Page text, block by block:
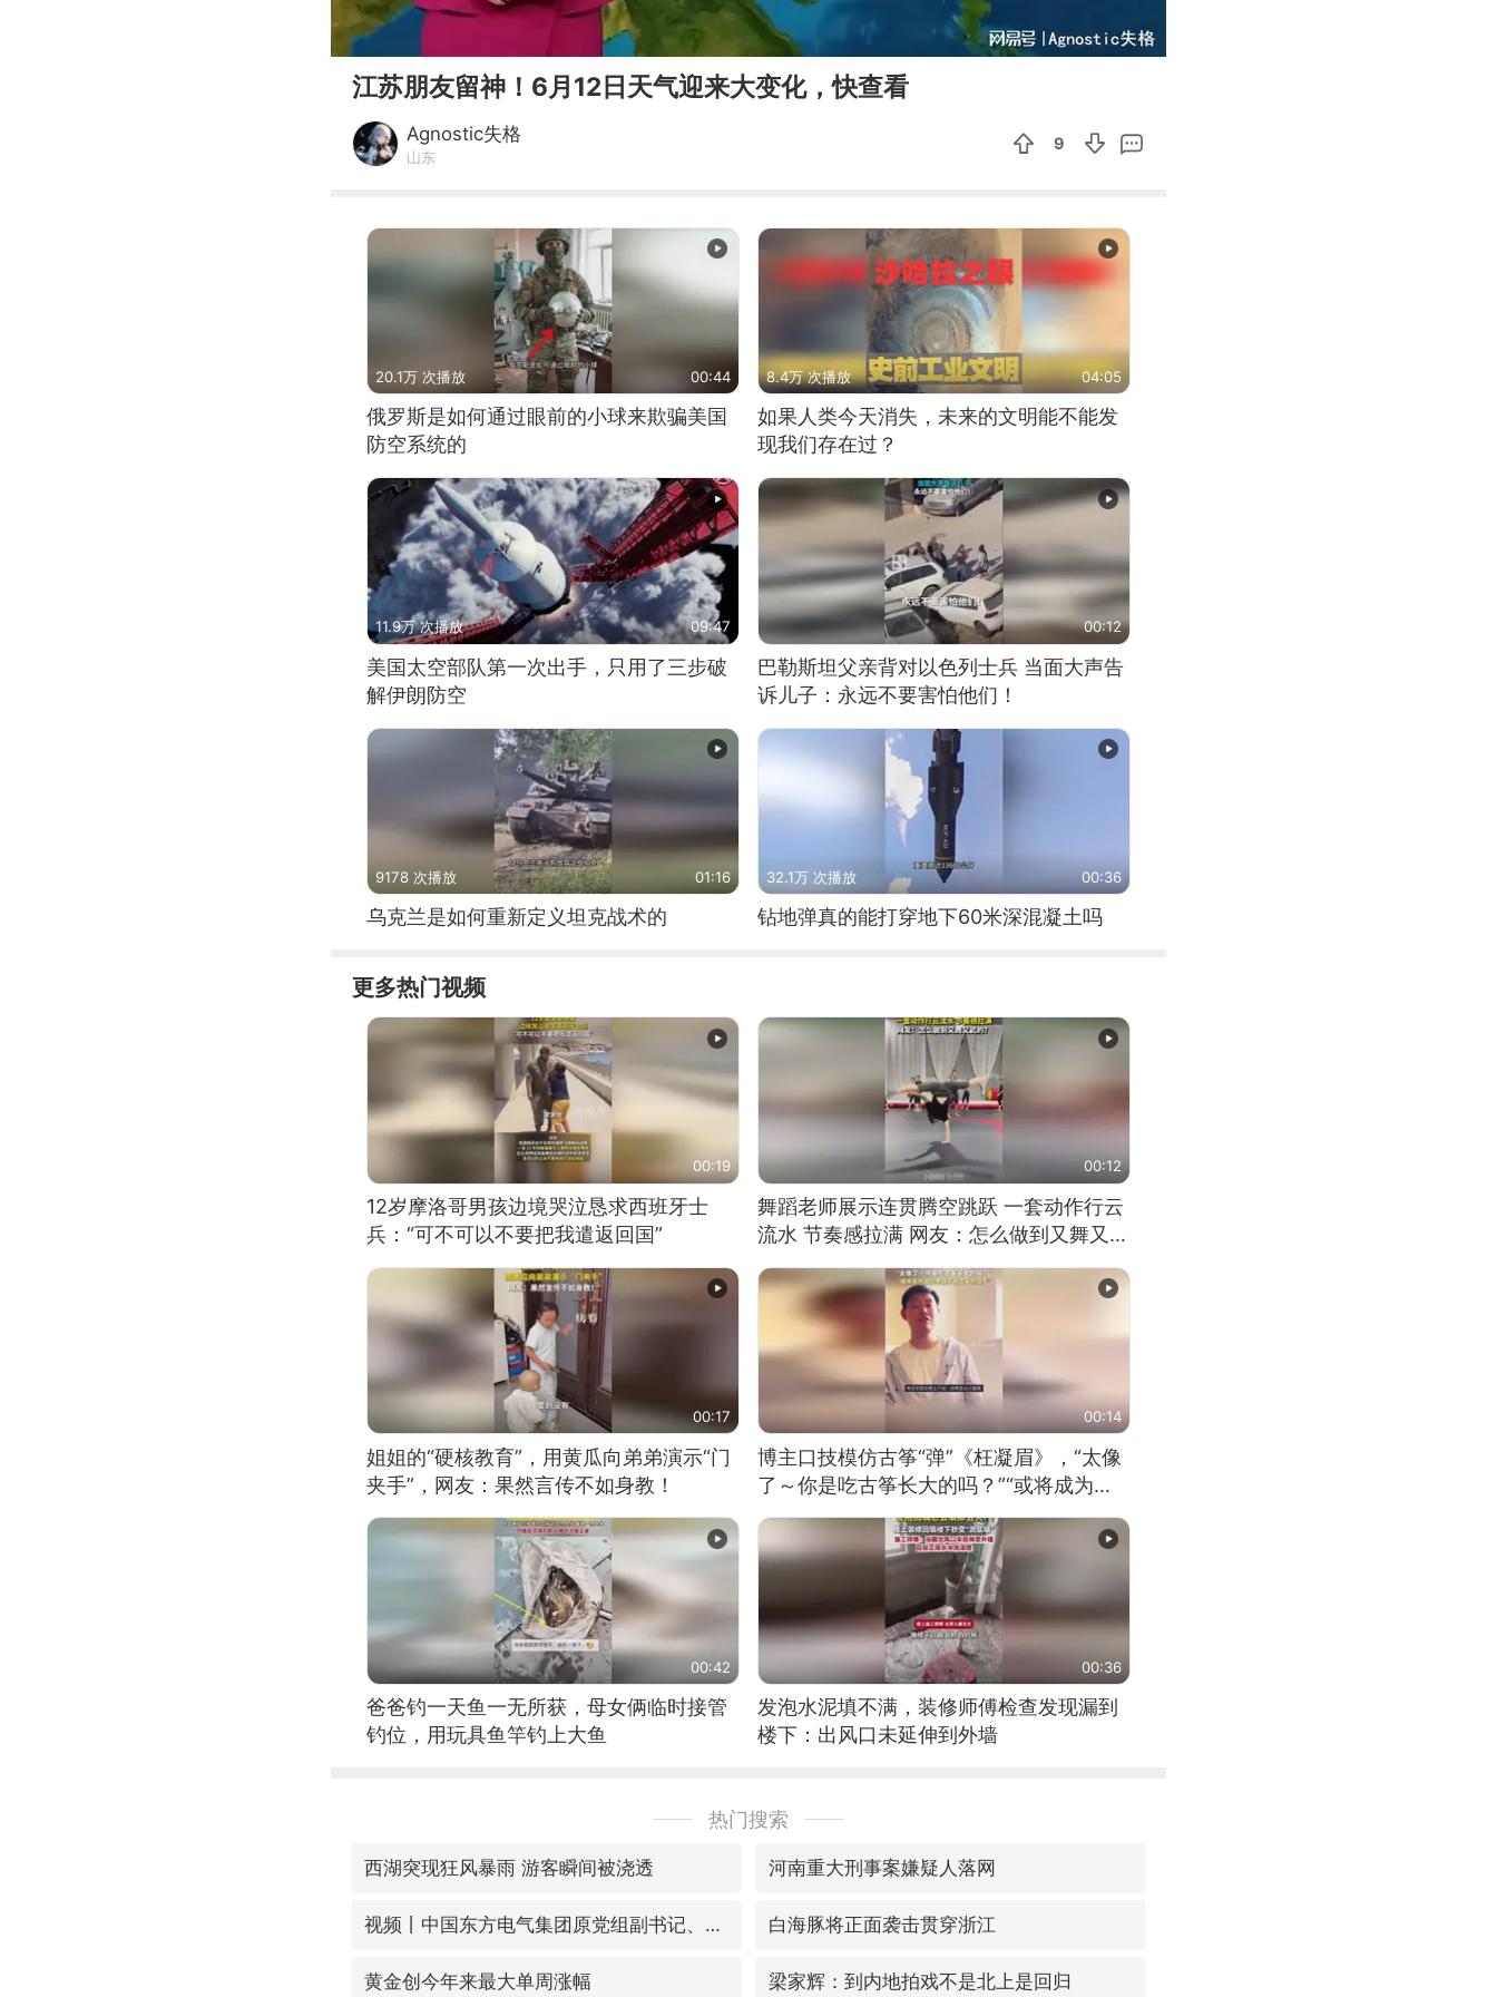
00:00 03:10
江苏朋友留神！6月12日天气迎来大变化，快查看
Agnostic失格
山东
9
20.1万 次播放 00:44
俄罗斯是如何通过眼前的小球来欺骗美国
防空系统的
8.4万 次播放 04:05
如果人类今天消失，未来的文明能不能发
现我们存在过？
11.9万 次播放 09:47
美国太空部队第一次出手，只用了三步破
解伊朗防空
00:12
巴勒斯坦父亲背对以色列士兵 当面大声告
诉儿子：永远不要害怕他们！
9178 次播放 01:16
乌克兰是如何重新定义坦克战术的
32.1万 次播放 00:36
钻地弹真的能打穿地下60米深混凝土吗
更多热门视频
00:19
12岁摩洛哥男孩边境哭泣恳求西班牙士
兵：“可不可以不要把我遣返回国”
00:12
舞蹈老师展示连贯腾空跳跃 一套动作行云
流水 节奏感拉满 网友：怎么做到又舞又武
00:17
姐姐的“硬核教育”，用黄瓜向弟弟演示“门
夹手”，网友：果然言传不如身教！
00:14
博主口技模仿古筝“弹”《枉凝眉》，“太像
了～你是吃古筝长大的吗？”“或将成为首
位考级不带古筝的选手。”（来源：新华每
00:42
爸爸钓一天鱼一无所获，母女俩临时接管
钓位，用玩具鱼竿钓上大鱼
00:36
发泡水泥填不满，装修师傅检查发现漏到
楼下：出风口未延伸到外墙
热门搜索
西湖突现狂风暴雨 游客瞬间被浇透 河南重大刑事案嫌疑人落网
视频丨中国东方电气集团原党组副书记、董事宋致远被查 白海豚将正面袭击贯穿浙江
黄金创今年来最大单周涨幅 梁家辉：到内地拍戏不是北上是回归